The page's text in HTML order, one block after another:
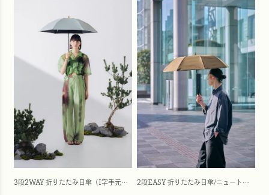
3段2WAY 折りたたみ日傘（I字手元）/ワンカラー(50cm) 2段EASY 折りたたみ日傘/ニュートラル(55cm)